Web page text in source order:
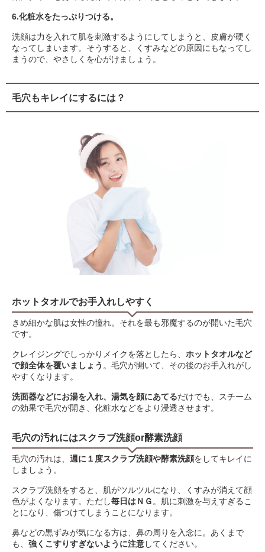
6.化粧水をたっぷりつける。
洗顔は力を入れて肌を刺激するようにしてしまうと、皮膚が硬く
なってしまいます。そうすると、くすみなどの原因にもなってし
まうので、やさしくを心がけましょう。
毛穴もキレイにするには？
ホットタオルでお手入れしやすく
きめ細かな肌は女性の憧れ。それを最も邪魔するのが開いた毛穴
です。
クレイジングでしっかりメイクを落としたら、 ホットタオルなど
で顔全体を覆いましょう 。毛穴が開いて、その後のお手入れがし
やすくなります。
洗面器などにお湯を入れ、湯気を顔にあてるだけでも、スチーム
の効果で毛穴が開き、化粧水などをより浸透させます。
毛穴の汚れにはスクラブ洗顔or酵素洗顔
毛穴の汚れは、 週に１度スクラブ洗顔や酵素洗顔をしてキレイに
しましょう。
スクラブ洗顔をすると、肌がツルツルになり、くすみが消えて顔
色がよくなります。ただし毎日はＮＧ。肌に刺激を与えすぎるこ
とになり、傷つけてしまうことになります。
鼻などの黒ずみが気になる方は、鼻の周りを入念に。あくまで
も、 強くこすりすぎないように注意してください。